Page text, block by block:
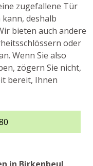
zugefallene Tür
deshalb
bieten auch andere
oder
Wenn Sie also
zögern Sie nicht,
bereit, Ihnen